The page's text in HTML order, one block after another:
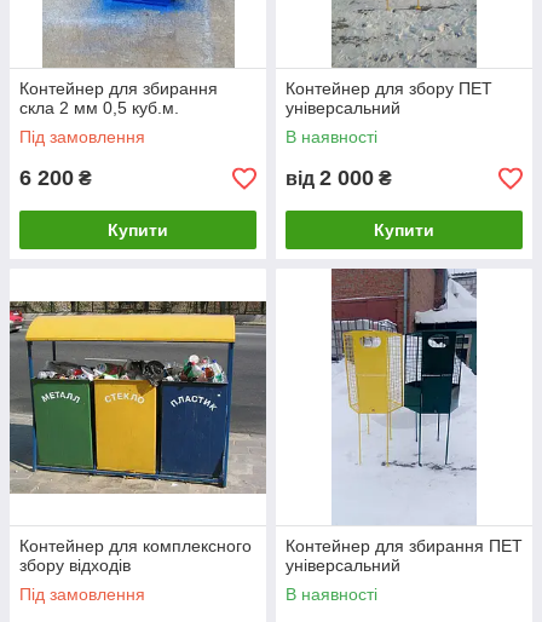
Контейнер для збирання
скла 2 мм 0,5 куб.м.
Під замовлення
6 200 ₴
Купити
Контейнер для збору ПЕТ
універсальний
В наявності
від 2 000 ₴
Купити
Контейнер для комплексного
збору відходів
Під замовлення
Контейнер для збирання ПЕТ
універсальний
В наявності